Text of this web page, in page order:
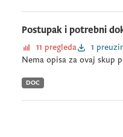
Postupak i potrebni
11 pregleda
1
Nema opisa za ovaj skup
DOC